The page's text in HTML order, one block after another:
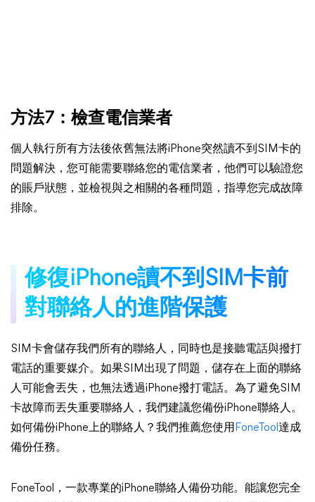
方法7：檢查電信業者
個人執行所有方法後依舊無法將iPhone突然讀不到SIM卡的
問題解決，您可能需要聯絡您的電信業者，他們可以驗證您
的賬戶狀態，並檢視與之相關的各種問題，指導您完成故障
排除。
修復iPhone讀不到SIM卡前
對聯絡人的進階保護
SIM卡會儲存我們所有的聯絡人，同時也是接聽電話與撥打
電話的重要媒介。如果SIM出現了問題，儲存在上面的聯絡
人可能會丟失，也無法透過iPhone撥打電話。為了避免SIM
卡故障而丟失重要聯絡人，我們建議您備份iPhone聯絡人。
如何備份iPhone上的聯絡人？我們推薦您使用 FoneTool 達成
備份任務。
FoneTool，一款專業的iPhone聯絡人備份功能。能讓您完全